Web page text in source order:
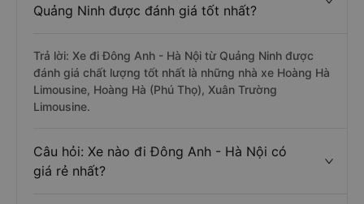
Quảng Ninh được đánh giá tốt nhất?
Trả lời: Xe đi Đông Anh - Hà Nội từ Quảng Ninh được
đánh giá chất lượng tốt nhất là những nhà xe Hoàng Hà
Limousine, Hoàng Hà (Phú Thọ), Xuân Trường
Limousine.
Câu hỏi: Xe nào đi Đông Anh - Hà Nội có
giá rẻ nhất?